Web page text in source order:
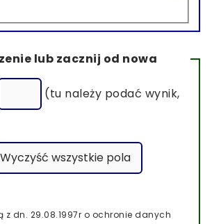
lub zacznij od nowa
(tu należy podać wynik,
z dn. 29.08.1997r o ochronie danych